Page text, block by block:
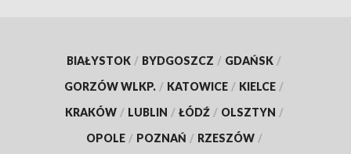
BIAŁYSTOK / BYDGOSZCZ / GDAŃSK /
GORZÓW WLKP. / KATOWICE / KIELCE /
KRAKÓW / LUBLIN / ŁÓDŹ / OLSZTYN /
OPOLE / POZNAŃ / RZESZÓW /